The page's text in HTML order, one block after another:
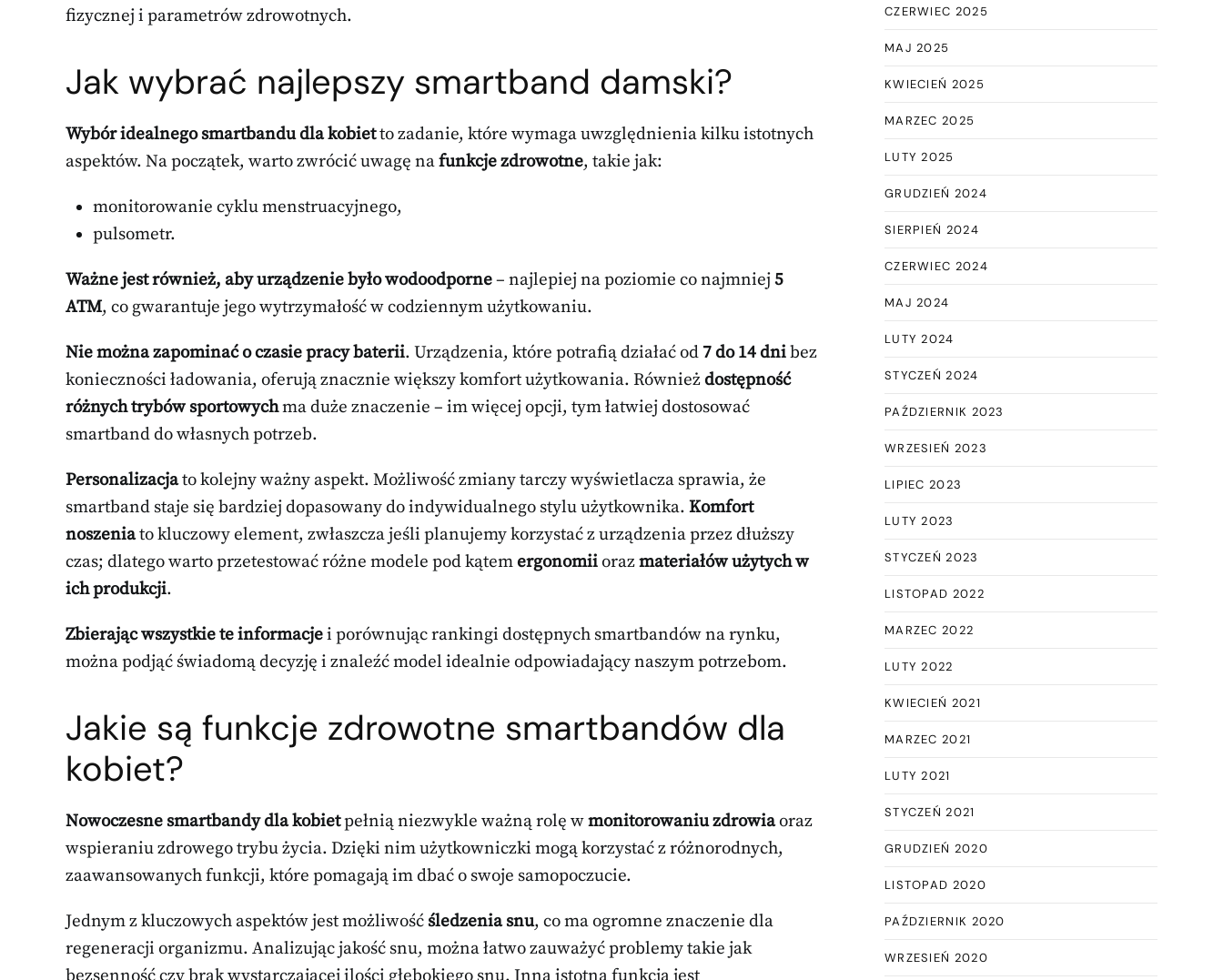
fizycznej i parametrów zdrowotnych.
Jak wybrać najlepszy smartband damski?
Wybór idealnego smartbandu dla kobietto zadanie, które wymaga uwzględnienia kilku istotnych
aspektów. Na początek, warto zwrócić uwagę nafunkcje zdrowotne, takie jak:
monitorowanie cyklu menstruacyjnego,
pulsometr.
Ważne jest również, aby urządzenie było wodoodporne– najlepiej na poziomie co najmniej5
ATM, co gwarantuje jego wytrzymałość w codziennym użytkowaniu.
Nie można zapominać o czasie pracy baterii. Urządzenia, które potrafią działać od 7 do 14 dnibez
konieczności ładowania, oferują znacznie większy komfort użytkowania. Równieżdostępność
różnych trybów sportowychma duże znaczenie – im więcej opcji, tym łatwiej dostosować
smartband do własnych potrzeb.
Personalizacjato kolejny ważny aspekt. Możliwość zmiany tarczy wyświetlacza sprawia, że
smartband staje się bardziej dopasowany do indywidualnego stylu użytkownika. Komfort
noszeniato kluczowy element, zwłaszcza jeśli planujemy korzystać z urządzenia przez dłuższy
czas; dlatego warto przetestować różne modele pod kątemergonomiiorazmateriałów użytych w
ich produkcji.
Zbierając wszystkie te informacjei porównując rankingi dostępnych smartbandów na rynku,
można podjąć świadomą decyzję i znaleźć model idealnie odpowiadający naszym potrzebom.
Jakie są funkcje zdrowotne smartbandów dla
kobiet?
Nowoczesne smartbandy dla kobietpełnią niezwykle ważną rolę wmonitorowaniu zdrowiaoraz
wspieraniu zdrowego trybu życia. Dzięki nim użytkowniczki mogą korzystać z różnorodnych,
zaawansowanych funkcji, które pomagają im dbać o swoje samopoczucie.
Jednym z kluczowych aspektów jest możliwość śledzenia snu, co ma ogromne znaczenie dla
regeneracji organizmu. Analizując jakość snu, można łatwo zauważyć problemy takie jak
bezsenność czy brak wystarczającej ilości głębokiego snu. Inną istotną funkcją jest
CZERWIEC 2025
MAJ 2025
KWIECIEŃ 2025
MARZEC 2025
LUTY 2025
GRUDZIEŃ 2024
SIERPIEŃ 2024
CZERWIEC 2024
MAJ 2024
LUTY 2024
STYCZEŃ 2024
PAŹDZIERNIK 2023
WRZESIEŃ 2023
LIPIEC 2023
LUTY 2023
STYCZEŃ 2023
LISTOPAD 2022
MARZEC 2022
LUTY 2022
KWIECIEŃ 2021
MARZEC 2021
LUTY 2021
STYCZEŃ 2021
GRUDZIEŃ 2020
LISTOPAD 2020
PAŹDZIERNIK 2020
WRZESIEŃ 2020